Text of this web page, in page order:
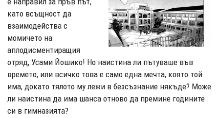
като всъщност да
взаимодейства с
момичето на
аплодисментиращия
отряд, Усами Йошико! Но наистина ли пътуваше във
времето, или всичко това е само една мечта, която той
има, докато тялото му лежи в безсъзнание някъде? Може
ли наистина да има шанса отново да премине годините
си в гимназията?